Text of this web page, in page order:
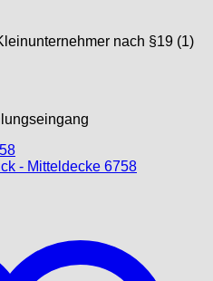
nach §19 (1)